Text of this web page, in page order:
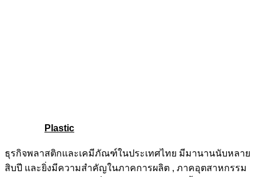
Plastic
ธุรกิจพลาสติกและเคมีภัณฑ์ในประเทศไทย มีมานานนับหลาย
สิบปี และยิ่งมีความสำคัญในภาคการผลิต , ภาคอุตสาหกรรม